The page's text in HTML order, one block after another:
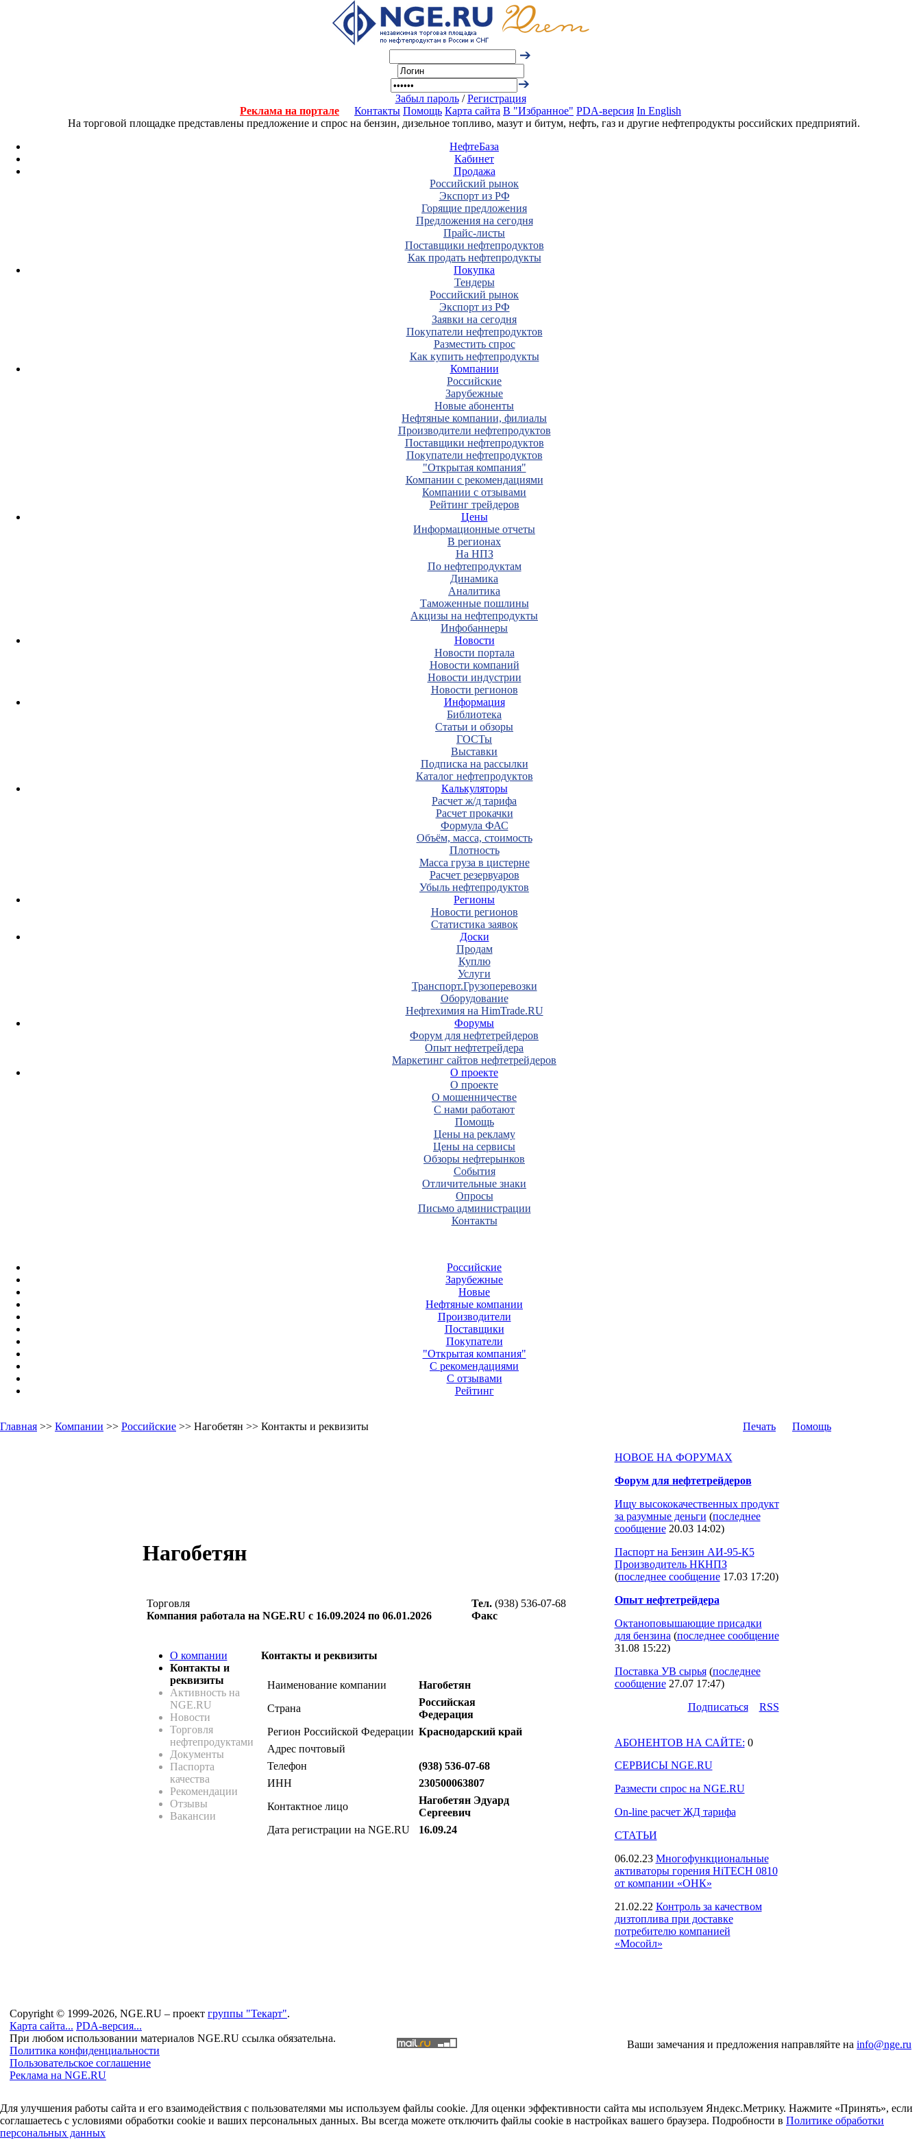
Забыл пароль/Регистрация
Реклама на портале
Контакты Помощь Карта сайта В "Избранное" PDA-версия In English
На торговой площадке представлены предложение и спрос на бензин, дизельное топливо, мазут и битум, нефть, газ и другие нефтепродукты российских предприятий.
НефтеБаза
Кабинет
Продажа
Российский рынок
Экспорт из РФ
Горящие предложения
Предложения на сегодня
Прайс-листы
Поставщики нефтепродуктов
Как продать нефтепродукты
Покупка
Тендеры
Российский рынок
Экспорт из РФ
Заявки на сегодня
Покупатели нефтепродуктов
Разместить спрос
Как купить нефтепродукты
Компании
Российские
Зарубежные
Новые абоненты
Нефтяные компании, филиалы
Производители нефтепродуктов
Поставщики нефтепродуктов
Покупатели нефтепродуктов
"Открытая компания"
Компании с рекомендациями
Компании с отзывами
Рейтинг трейдеров
Цены
Информационные отчеты
В регионах
На НПЗ
По нефтепродуктам
Динамика
Аналитика
Таможенные пошлины
Акцизы на нефтепродукты
Инфобаннеры
Новости
Новости портала
Новости компаний
Новости индустрии
Новости регионов
Информация
Библиотека
Статьи и обзоры
ГОСТы
Выставки
Подписка на рассылки
Каталог нефтепродуктов
Калькуляторы
Расчет ж/д тарифа
Расчет прокачки
Формула ФАС
Объём, масса, стоимость
Плотность
Масса груза в цистерне
Расчет резервуаров
Убыль нефтепродуктов
Регионы
Новости регионов
Статистика заявок
Доски
Продам
Куплю
Услуги
Транспорт.Грузоперевозки
Оборудование
Нефтехимия на HimTrade.RU
Форумы
Форум для нефтетрейдеров
Опыт нефтетрейдера
Маркетинг сайтов нефтетрейдеров
О проекте
О проекте
О мошенничестве
С нами работают
Помощь
Цены на рекламу
Цены на сервисы
Обзоры нефтерынков
События
Отличительные знаки
Опросы
Письмо администрации
Контакты
Российские
Зарубежные
Новые
Нефтяные компании
Производители
Поставщики
Покупатели
"Открытая компания"
С рекомендациями
С отзывами
Рейтинг
Главная >> Компании >> Российские >> Нагобетян >> Контакты и реквизиты Печать Помощь
Нагобетян
Торговля
Компания работала на NGE.RU с 16.09.2024 по 06.01.2026
Тел.(938) 536-07-68
Факс
О компании
Контакты и
реквизиты
Активность на
NGE.RU
Новости
Торговля
нефтепродуктами
Документы
Паспорта
качества
Рекомендации
Отзывы
Вакансии
Контакты и реквизиты
Наименование компании
Нагобетян
Страна
Российская
Федерация
Регион Российской Федерации Краснодарский край
Адрес почтовый
Телефон
(938) 536-07-68
ИНН
230500063807
Контактное лицо
Нагобетян Эдуард
Сергеевич
Дата регистрации на NGE.RU
16.09.24
НОВОЕ НА ФОРУМАХ
Форум для нефтетрейдеров
Ищу высококачественных продукт
за разумные деньги (последнее
сообщение 20.03 14:02)
Паспорт на Бензин АИ-95-К5
Производитель НКНПЗ
(последнее сообщение 17.03 17:20)
Опыт нефтетрейдера
Октаноповышающие присадки
для бензина (последнее сообщение
31.08 15:22)
Поставка УВ сырья(последнее
сообщение 27.07 17:47)
Подпиcаться
RSS
АБОНЕНТОВ НА САЙТЕ: 0
СЕРВИСЫ NGE.RU
Размести спрос на NGE.RU
On-line расчет ЖД тарифа
СТАТЬИ
06.02.23 Многофункциональные
активаторы горения HiTECH 0810
от компании «ОНК»
21.02.22 Контроль за качеством
дизтоплива при доставке
потребителю компанией
«Мосойл»
Copyright © 1999-2026, NGE.RU – проект группы "Текарт".
Карта сайта... PDA-версия...
При любом использовании материалов NGE.RU ссылка обязательна.
Политика конфиденциальности
Пользовательское соглашение
Реклама на NGE.RU
Ваши замечания и предложения направляйте на info@nge.ru
Для улучшения работы сайта и его взаимодействия с пользователями мы используем файлы cookie. Для оценки эффективности сайта мы используем Яндекс.Метрику. Нажмите «Принять», если
соглашаетесь с условиями обработки cookie и ваших персональных данных. Вы всегда можете отключить файлы cookie в настройках вашего браузера. Подробности в Политике обработки
персональных данных